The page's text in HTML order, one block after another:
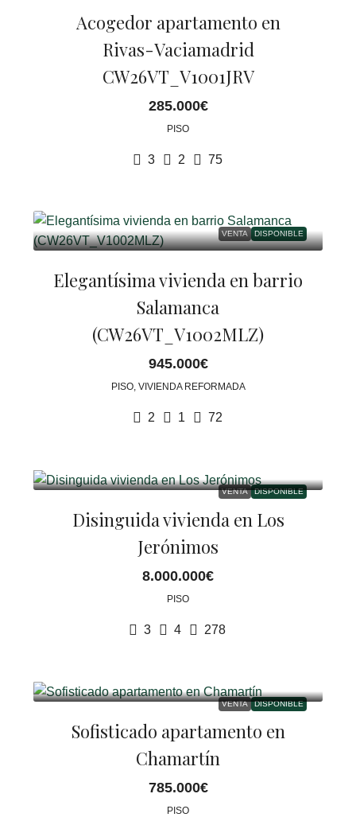
Acogedor apartamento en
Rivas-Vaciamadrid
CW26VT_V1001JRV
285.000€
PISO
3 2 75
VENTA DISPONIBLE
Elegantísima vivienda en barrio
Salamanca
(CW26VT_V1002MLZ)
945.000€
PISO, VIVIENDA REFORMADA
2 1 72
VENTA DISPONIBLE
Disinguida vivienda en Los
Jerónimos
8.000.000€
PISO
3 4 278
VENTA DISPONIBLE
Sofisticado apartamento en
Chamartín
785.000€
PISO